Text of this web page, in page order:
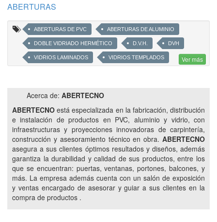
ABERTURAS
ABERTURAS DE PVC ABERTURAS DE ALUMINIO
DOBLE VIDRIADO HERMÉTICO D.V.H. DVH
VIDRIOS LAMINADOS VIDRIOS TEMPLADOS Ver más
Acerca de: ABERTECNO
ABERTECNOestá especializada en la fabricación, distribución
e instalación de productos en PVC, aluminio y vidrio, con
infraestructuras y proyecciones innovadoras de carpintería,
construcción y asesoramiento técnico en obra. ABERTECNO
asegura a sus clientes óptimos resultados y diseños, además
garantiza la durabilidad y calidad de sus productos, entre los
que se encuentran: puertas, ventanas, portones, balcones, y
más. La empresa además cuenta con un salón de exposición
y ventas encargado de asesorar y guiar a sus clientes en la
compra de productos .